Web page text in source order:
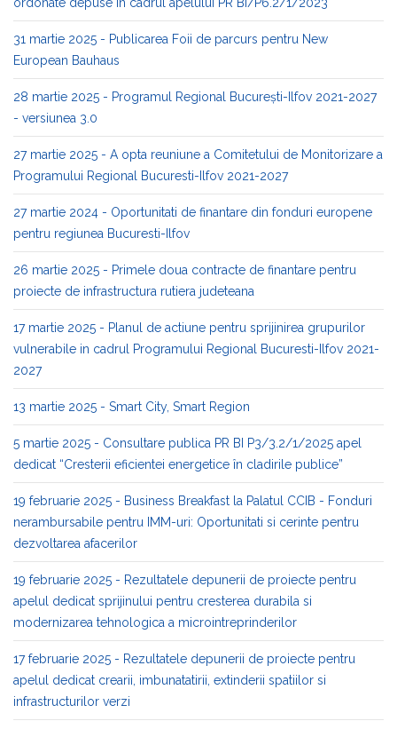
31 martie 2025 - Publicarea Foii de parcurs pentru New
European Bauhaus
28 martie 2025 - Programul Regional București-Ilfov 2021-2027
- versiunea 3.0
27 martie 2025 - A opta reuniune a Comitetului de Monitorizare a
Programului Regional Bucuresti-Ilfov 2021-2027
27 martie 2024 - Oportunitati de finantare din fonduri europene
pentru regiunea Bucuresti-Ilfov
26 martie 2025 - Primele doua contracte de finantare pentru
proiecte de infrastructura rutiera judeteana
17 martie 2025 - Planul de actiune pentru sprijinirea grupurilor
vulnerabile in cadrul Programului Regional Bucuresti-Ilfov 2021-
2027
13 martie 2025 - Smart City, Smart Region
5 martie 2025 - Consultare publica PR BI P3/3.2/1/2025 apel
dedicat “Cresterii eficientei energetice în cladirile publice”
19 februarie 2025 - Business Breakfast la Palatul CCIB - Fonduri
nerambursabile pentru IMM-uri: Oportunitati si cerinte pentru
dezvoltarea afacerilor
19 februarie 2025 - Rezultatele depunerii de proiecte pentru
apelul dedicat sprijinului pentru cresterea durabila si
modernizarea tehnologica a microintreprinderilor
17 februarie 2025 - Rezultatele depunerii de proiecte pentru
apelul dedicat crearii, imbunatatirii, extinderii spatiilor si
infrastructurilor verzi